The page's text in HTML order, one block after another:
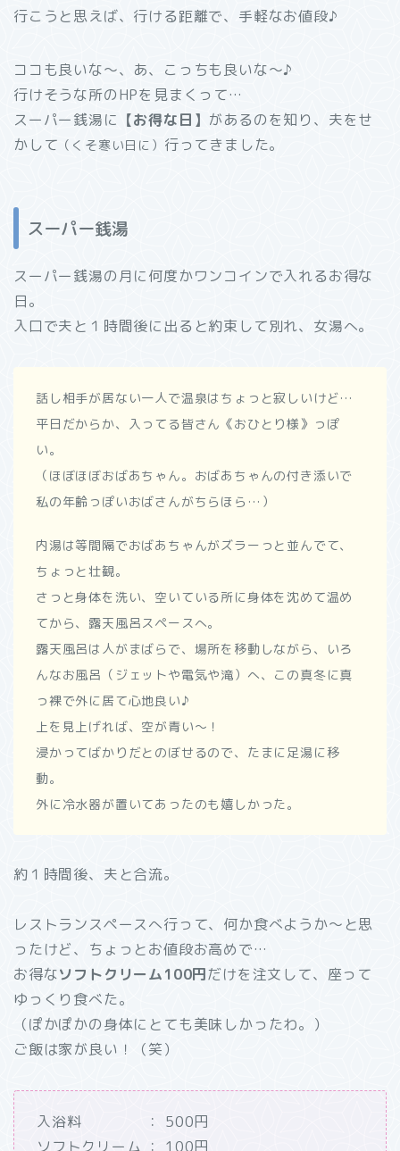
行こうと思えば、行ける距離で、手軽なお値段♪
ココも良いな～、あ、こっちも良いな～♪
行けそうな所のHPを見まくって…
スーパー銭湯に 【お得な日】 があるのを知り、夫をせ
かして （くそ寒い日に） 行ってきました。
スーパー銭湯
スーパー銭湯の月に何度かワンコインで入れるお得な
日。
入口で夫と１時間後に出ると約束して別れ、女湯へ。
話し相手が居ない一人で温泉はちょっと寂しいけど…
平日だからか、入ってる皆さん《おひとり様》っぽ
い。
（ほぼほぼおばあちゃん。おばあちゃんの付き添いで
私の年齢っぽいおばさんがちらほら…）
内湯は等間隔でおばあちゃんがズラーっと並んでて、
ちょっと壮観。
さっと身体を洗い、空いている所に身体を沈めて温め
てから、露天風呂スペースへ。
露天風呂は人がまばらで、場所を移動しながら、いろ
んなお風呂（ジェットや電気や滝）へ、この真冬に真
っ裸で外に居て心地良い♪
上を見上げれば、空が青い～！
浸かってばかりだとのぼせるので、たまに足湯に移
動。
外に冷水器が置いてあったのも嬉しかった。
約１時間後、夫と合流。
レストランスペースへ行って、何か食べようか～と思
ったけど、ちょっとお値段お高めで…
お得なソフトクリーム100円だけを注文して、座って
ゆっくり食べた。
（ぽかぽかの身体にとても美味しかったわ。）
ご飯は家が良い！（笑）
入浴料 ： 500円
ソフトクリーム ： 100円